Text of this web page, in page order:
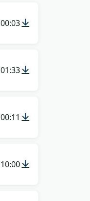
00:03
01:33
00:11
10:00